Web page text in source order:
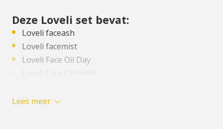
Deze Loveli set bevat:
Loveli faceash
Loveli facemist
Loveli Face Oil Day
Loveli Face Oil night
Wanneer in je verzorgingsroutine
Lees meer